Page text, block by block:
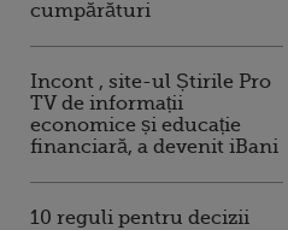
cumpărături
Incont , site-ul Știrile Pro
TV de informații
economice și educație
financiară, a devenit iBani
10 reguli pentru decizii